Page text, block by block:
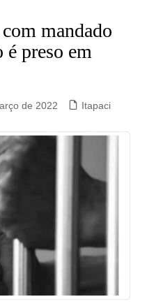
mandado
é preso em
de 2022 Itapaci